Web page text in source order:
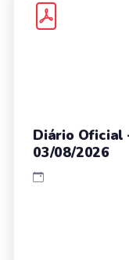
Diário Oficial
03/08/2026